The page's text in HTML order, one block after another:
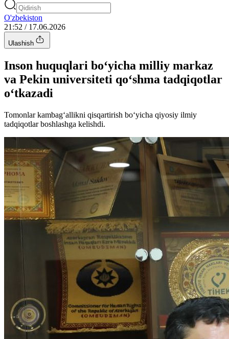
O'zbekiston
21:52 / 17.06.2026
Ulashish
Inson huquqlari bo‘yicha milliy markaz
va Pekin universiteti qo‘shma tadqiqotlar
o‘tkazadi
Tomonlar kambag‘allikni qisqartirish bo‘yicha qiyosiy ilmiy
tadqiqotlar boshlashga kelishdi.